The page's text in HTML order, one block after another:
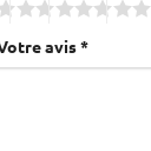
avis*